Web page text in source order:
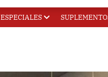
ESPECIALES